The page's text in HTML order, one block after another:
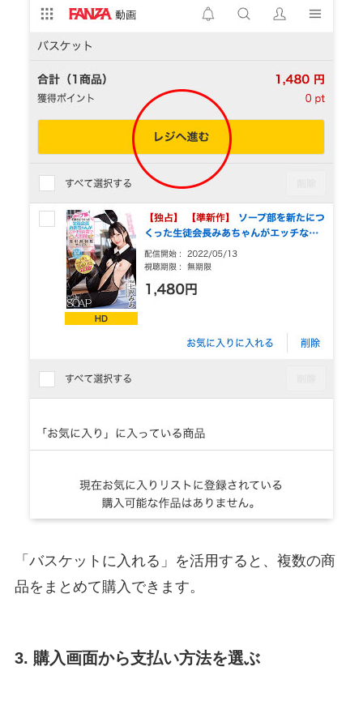
「バスケットに入れる」を活用すると、複数の商
品をまとめて購入できます。
3. 購入画面から支払い方法を選ぶ